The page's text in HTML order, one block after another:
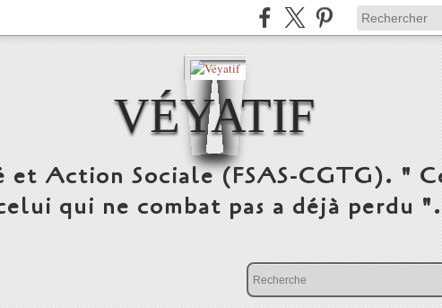
VÉYATIF
et Action Sociale (FSAS-CGTG). "
qui ne combat pas a déjà perdu